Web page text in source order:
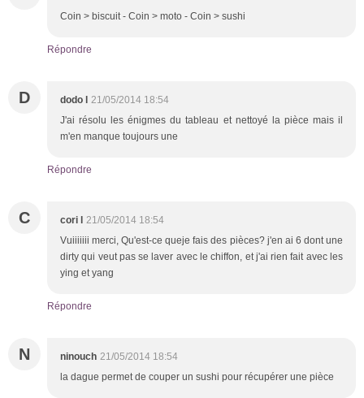
Coin > biscuit - Coin > moto - Coin > sushi
Répondre
D dodo l 21/05/2014 18:54
J'ai résolu les énigmes du tableau et nettoyé la pièce mais il
m'en manque toujours une
Répondre
C cori l 21/05/2014 18:54
Vuiiiiiii merci, Qu'est-ce queje fais des pièces? j'en ai 6 dont une
dirty qui veut pas se laver avec le chiffon, et j'ai rien fait avec les
ying et yang
Répondre
N ninouch 21/05/2014 18:54
la dague permet de couper un sushi pour récupérer une pièce